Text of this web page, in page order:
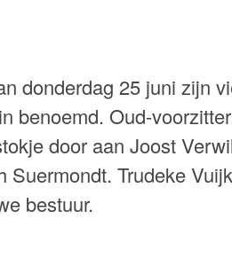
donderdag 25 juni zijn
benoemd. Oud-
door aan Joost
Suermondt. Trudeke
bestuur.